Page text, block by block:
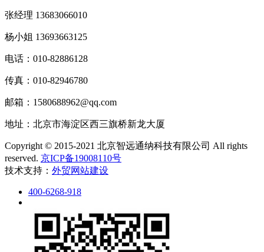
张经理 13683066010
杨小姐 13693663125
电话：010-82886128
传真：010-82946780
邮箱：1580688962@qq.com
地址：北京市海淀区西三旗桥新龙大厦
Copyright © 2015-2021 北京智远通纳科技有限公司 All rights
reserved. 京ICP备19008110号
技术支持： 外贸网站建设
400-6268-918